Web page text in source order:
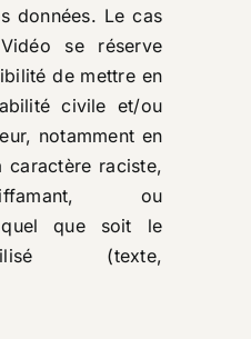
données. Le cas
se réserve
de mettre en
civile et/ou
notamment en
caractère raciste,
ou
quel que soit le
(texte,